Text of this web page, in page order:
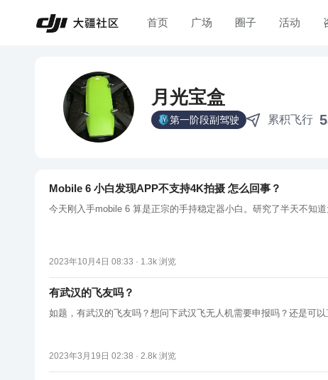
首页 广场 圈子 活动
月光宝盒
第一阶段副驾驶 累积飞行
Mobile 6 小白发现APP不支持4K拍摄 怎么回事？
今天刚入手mobile 6 算是正宗的手持稳定器小白。研究了半天不知
2023年10月4日 08:33 · 1.3k 浏览
有武汉的飞友吗？
如题，有武汉的飞友吗？想问下武汉飞无人机需要申报吗？还是可以
2023年3月19日 02:38 · 2.8k 浏览